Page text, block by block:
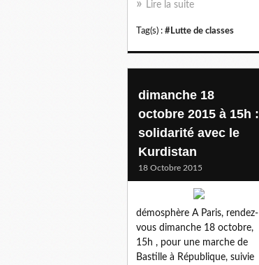
Lire la suite
Tag(s) : #Lutte de classes
dimanche 18
octobre 2015 à 15h :
solidarité avec le
Kurdistan
18 Octobre 2015
démosphère A Paris, rendez-
vous dimanche 18 octobre,
15h , pour une marche de
Bastille à République, suivie